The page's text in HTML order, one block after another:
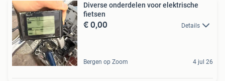
Diverse onderdelen voor elektrische
fietsen
€ 0,00 Details
Bergen op Zoom 4 jul 26